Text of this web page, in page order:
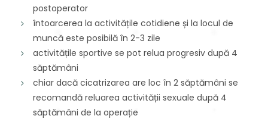
postoperator
întoarcerea la activitățile cotidiene și la locul de
muncă este posibilă în 2-3 zile
activitățile sportive se pot relua progresiv după 4
săptămâni
chiar dacă cicatrizarea are loc în 2 săptămâni se
recomandă reluarea activității sexuale după 4
săptămâni de la operație